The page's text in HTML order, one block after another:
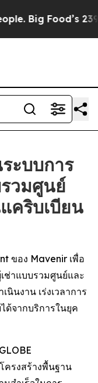
Big Food’s 239
ะบบการ
วมศูนย์
คริบเบียน
ของ Mavenir เพื่อ
ช่าแบบรวมศูนย์และ
นงาน เร่งเวลาการ
ด้จากบริการในยุค
ครงสร้างพื้นฐาน